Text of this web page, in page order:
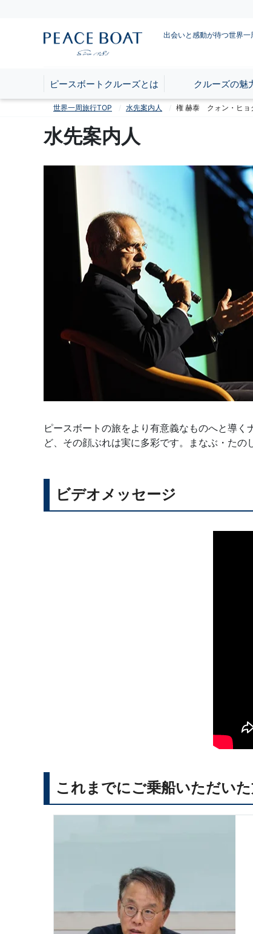
出会いと感動が待つ世界一
ピースボートクルーズとは クルーズの魅
世界一周旅行TOP 水先案内人 権 赫泰 クォン・ヒ
水先案内人
ピースボートの旅をより有意義なものへと導
ど、その顔ぶれは実に多彩です。まなぶ・たの
ビデオメッセージ
これまでにご乗船いただい